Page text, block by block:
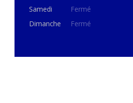
Samedi
Fermé
Dimanche
Fermé